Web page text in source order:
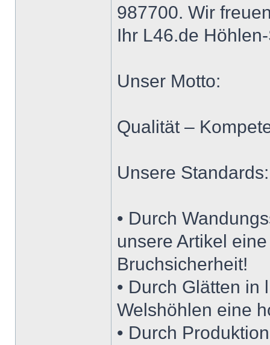
987700. Wir
Ihr L46.de
Unser Motto:
Qualität –
Unsere Standards:
• Durch
unsere Artikel
Bruchsicherheit!
• Durch Glätten
Welshöhlen eine
• Durch